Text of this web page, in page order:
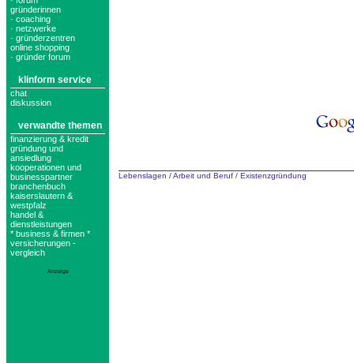
gründerinnen
· coaching
· netzwerke
· gründerzentren
online shopping
· gründer forum
klinform service
chat
diskussion
verwandte themen
finanzierung & kredit
gründung und
ansiedlung
kooperationen und
businesspartner
branchenbuch
kaiserslautern &
westpfalz
handel &
dienstleistungen
* business & firmen *
versicherungen -
vergleich
Anzeige
Lebenslagen /Arbeit und Beruf / Existenzgründung